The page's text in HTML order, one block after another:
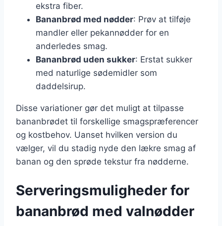
ekstra fiber.
Bananbrød med nødder: Prøv at tilføje
mandler eller pekannødder for en
anderledes smag.
Bananbrød uden sukker: Erstat sukker
med naturlige sødemidler som
daddelsirup.
Disse variationer gør det muligt at tilpasse
bananbrødet til forskellige smagspræferencer
og kostbehov. Uanset hvilken version du
vælger, vil du stadig nyde den lækre smag af
banan og den sprøde tekstur fra nødderne.
Serveringsmuligheder for
bananbrød med valnødder